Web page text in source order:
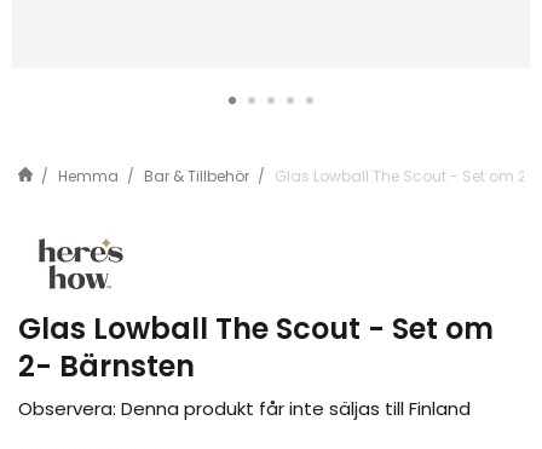
Hemma Bar & Tillbehör Glas Lowball The Scout - Set om 2-
Glas Lowball The Scout - Set om
2- Bärnsten
Observera: Denna produkt får inte säljas till Finland